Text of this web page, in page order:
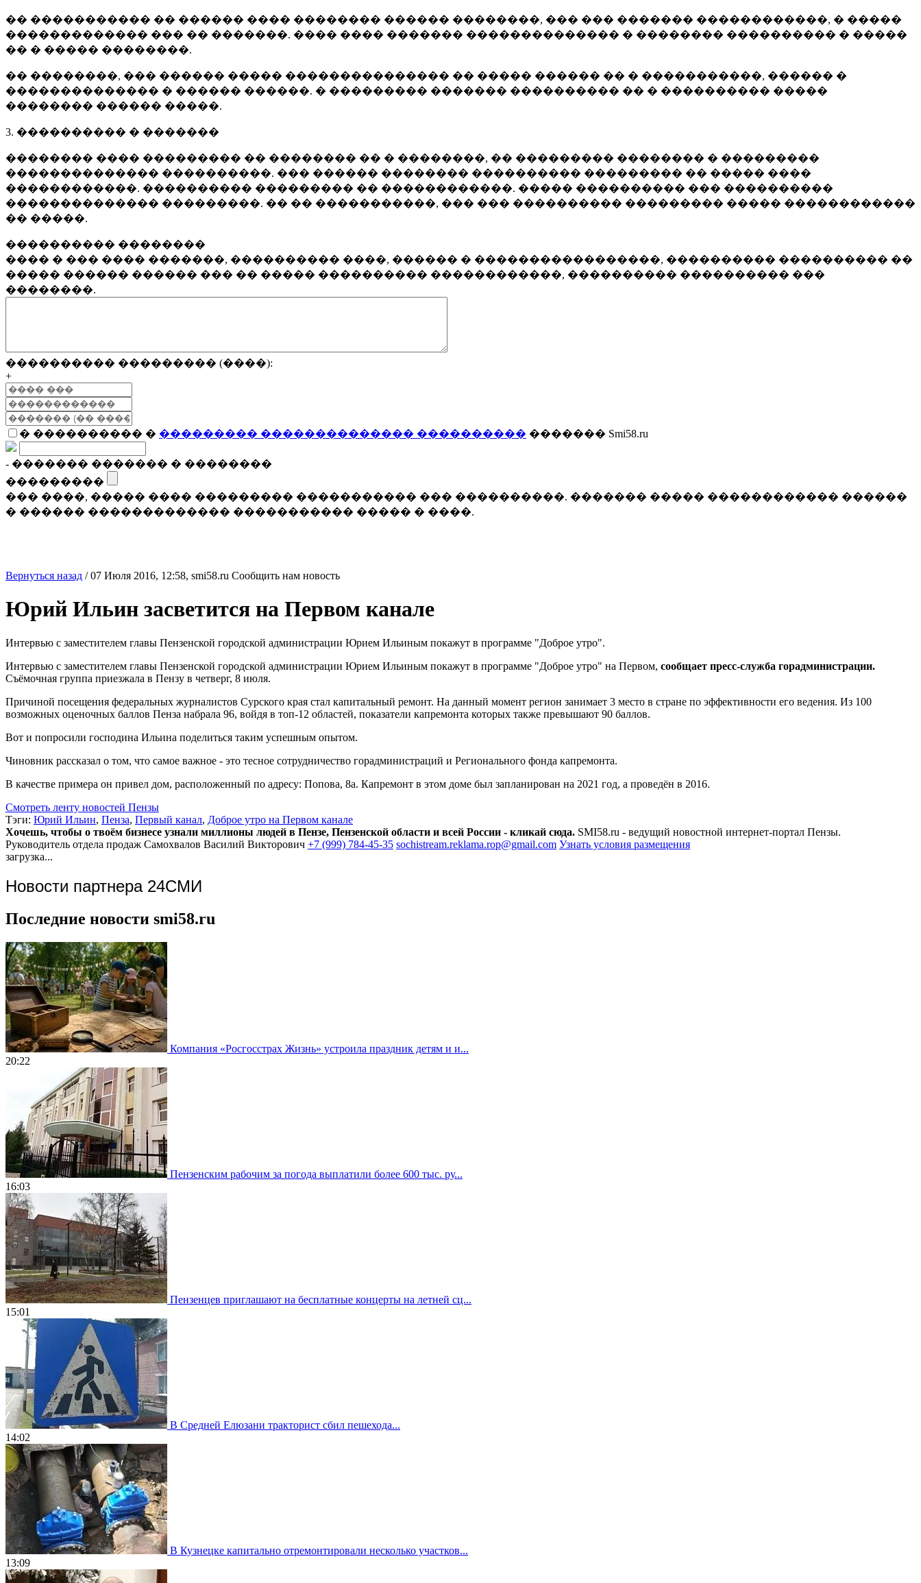
�� ����������� �� ������ ���� �������� ������ ��������, ��� ��� ������� ������������, � �����
������������� ��� �� �������. ���� ���� ������� �������������� � �������� ���������� � �����
�� � ����� ��������.
�� ��������, ��� ������ ����� ��������������� �� ����� ������ �� � �����������, ������ �
�������������� � ������ ������. � ��������� ������� ���������� �� � ���������� �����
�������� ������ �����.
3. ���������� � �������
�������� ���� ��������� �� �������� �� � ��������, �� ��������� �������� � ���������
�������������� ����������. ��� ������ �������� ���������� ��������� �� ����� ����
������������. ���������� ��������� �� ������������. ����� ���������� ��� ����������
�������������� ���������. �� �� �����������, ��� ��� ���������� ��������� ����� ������������
�� �����.
���������� ��������
���� � ��� ���� �������, ���������� ����, ������ � �����������������, ���������� ���������� ��
����� ������ ������ ��� �� ����� ���������� ������������, ���������� ���������� ���
��������.
���������� ��������� (����):
+
� ���������� � ��������� �������������� ���������� ������� Smi58.ru
- ������� ������� � ��������
���������
��� ����, ����� ���� ��������� ����������� ��� ����������. ������� ����� ������������ ������
� ������ ������������� ����������� ����� � ����.
Вернуться назад /07 Июля 2016, 12:58, smi58.ru Сообщить нам новость
Юрий Ильин засветится на Первом канале
Интервью с заместителем главы Пензенской городской администрации Юрием Ильиным покажут в программе "Доброе утро".
Интервью с заместителем главы Пензенской городской администрации Юрием Ильиным покажут в программе "Доброе утро" на Первом, сообщает пресс-служба горадминистрации.
Съёмочная группа приезжала в Пензу в четверг, 8 июля.
Причиной посещения федеральных журналистов Сурского края стал капитальный ремонт. На данный момент регион занимает 3 место в стране по эффективности его ведения. Из 100
возможных оценочных баллов Пенза набрала 96, войдя в топ-12 областей, показатели капремонта которых также превышают 90 баллов.
Вот и попросили господина Ильина поделиться таким успешным опытом.
Чиновник рассказал о том, что самое важное - это тесное сотрудничество горадминистраций и Регионального фонда капремонта.
В качестве примера он привел дом, расположенный по адресу: Попова, 8а. Капремонт в этом доме был запланирован на 2021 год, а проведён в 2016.
Смотреть ленту новостей Пензы
Тэги: Юрий Ильин, Пенза, Первый канал, Доброе утро на Первом канале
Хочешь, чтобы о твоём бизнесе узнали миллионы людей в Пензе, Пензенской области и всей России - кликай сюда. SMI58.ru - ведущий новостной интернет-портал Пензы.
Руководитель отдела продаж Самохвалов Василий Викторович +7 (999) 784-45-35 sochistream.reklama.rop@gmail.com Узнать условия размещения
загрузка...
Новости партнера 24СМИ
Последние новости smi58.ru
Компания «Росгосстрах Жизнь» устроила праздник детям и и...
20:22
Пензенским рабочим за погода выплатили более 600 тыс. ру...
16:03
Пензенцев приглашают на бесплатные концерты на летней сц...
15:01
В Средней Елюзани тракторист сбил пешехода...
14:02
В Кузнецке капитально отремонтировали несколько участков...
13:09